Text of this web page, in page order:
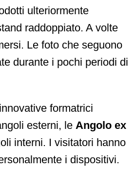
ulteriormente
raddoppiato. A volte
Le foto che seguono
durante i pochi periodi di
formatrici
esterni, le Angolo ex
interni. I visitatori hanno
i dispositivi.